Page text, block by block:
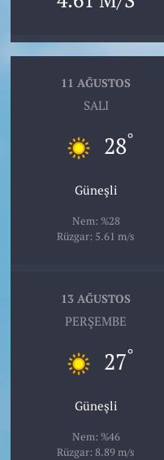
11 AĞUSTOS
SALI
28°
Güneşli
Nem: %28
Rüzgar: 5.61 m/s
13 AĞUSTOS
PERŞEMBE
27°
Güneşli
Nem: %46
Rüzgar: 8.89 m/s